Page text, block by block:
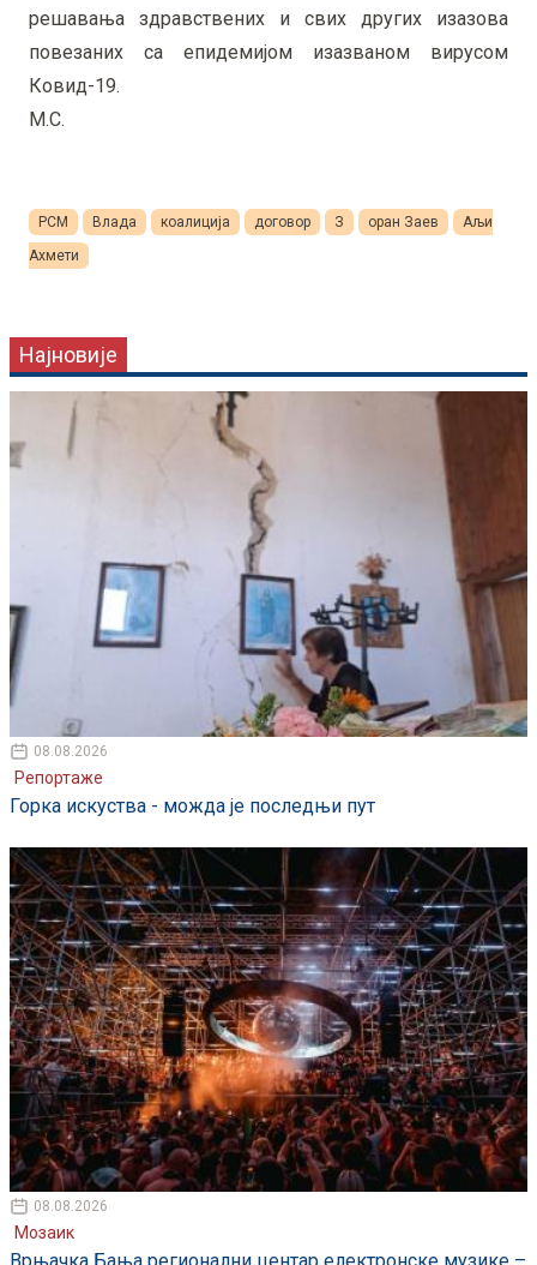
решавања здравствених и свих других изазова
повезаних са епидемијом изазваном вирусом
Ковид-19.
М.С.
РСМ Влада коалиција договор З оран Заев
Аљи
Ахмети
Најновије
08.08.2026
Репортаже
Горка искуства - можда је последњи пут
08.08.2026
Мозаик